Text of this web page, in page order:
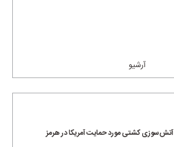
آرشیو
آتش‌سوزی کشتی مورد حمایت آمریکا در هرمز